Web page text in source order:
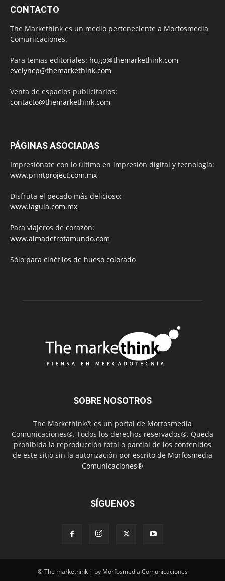
CONTACTO
The Markethink es un medio perteneciente a Morfosmedia
Comunicaciones.
Para temas editoriales: hugo@themarkethink.com
evelyncp@themarkethink.com
Venta de espacios publicitarios:
contacto@themarkethink.com
PÁGINAS ASOCIADAS
Impresiónate con lo último en impresión digital y tecnología:
www.printproject.com.mx
Disfruta el pecado más delicioso:
www.lagula.com.mx
Para viajeros de corazón:
www.almadetrotamundo.com
Sólo para cinéfilos de hueso colorado
SOBRE NOSOTROS
The Markethink® es un portal de Morfosmedia
Comunicaciones®. Todos los derechos reservados®. Queda
prohibida la reproducción total o parcial de los contenidos
de este sitio sin la autorización por escrito de Morfosmedia
Comunicaciones®
SÍGUENOS
© The markethink | by Morfosmedia Comunicaciones